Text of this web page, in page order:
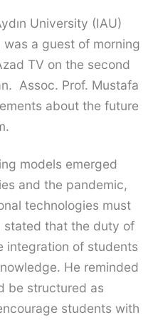
University (IAU)
was a guest of morning
TV on the second
Assoc. Prof. Mustafa
about the future
models emerged
and the pandemic,
technologies must
stated that the duty of
integration of students
He reminded
be structured as
students with